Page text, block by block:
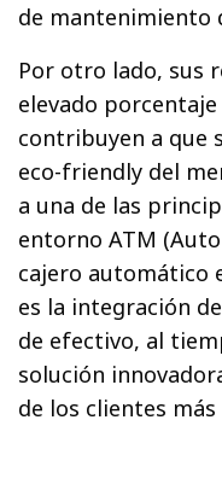
de mantenimiento
Por otro lado, sus
elevado
contribuyen a que
eco-friendly del
a una de las
entorno ATM
cajero automático
es la integración
de efectivo, al
solución
de los clientes